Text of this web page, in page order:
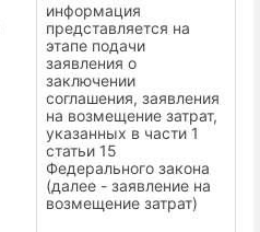
информация
представляется на
этапе подачи
заявления о
заключении
соглашения, заявления
на возмещение затрат,
указанных в части 1
статьи 15
Федерального закона
(далее - заявление на
возмещение затрат)